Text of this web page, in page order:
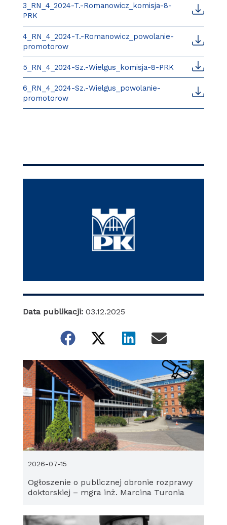
3_RN_4_2024-T.-Romanowicz_komisja-8-
PRK
4_RN_4_2024-T.-Romanowicz_powolanie-
promotorow
5_RN_4_2024-Sz.-Wielgus_komisja-8-PRK
6_RN_4_2024-Sz.-Wielgus_powolanie-
promotorow
Data publikacji: 03.12.2025
Ogłoszenie o publicznej obronie rozprawy
doktorskiej – mgra inż. Marcina Turonia
2026-07-15